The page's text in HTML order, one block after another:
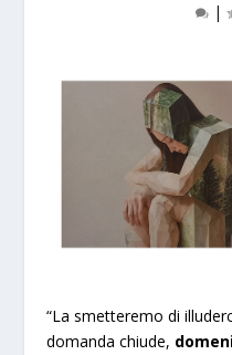
|
“La smetteremo di
domanda chiude,